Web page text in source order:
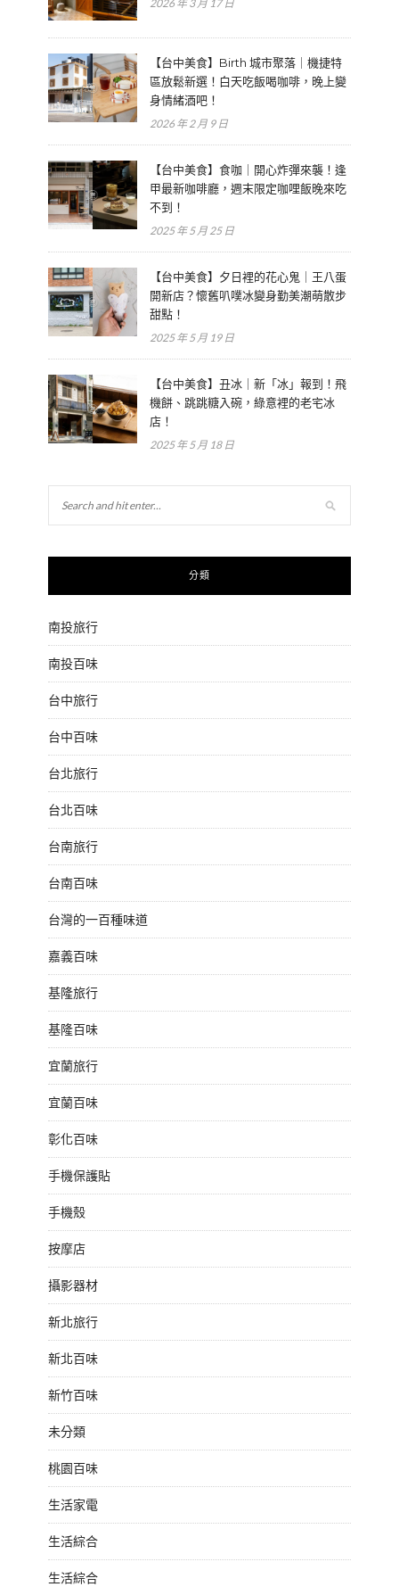
2026 年 3 月 17 日
【台中美食】Birth 城市聚落｜機捷特
區放鬆新選！白天吃飯喝咖啡，晚上變
身情緒酒吧！
2026 年 2 月 9 日
【台中美食】食咖｜開心炸彈來襲！逢
甲最新咖啡廳，週末限定咖哩飯晚來吃
不到！
2025 年 5 月 25 日
【台中美食】夕日裡的花心鬼｜王八蛋
開新店？懷舊叭噗冰變身勤美潮萌散步
甜點！
2025 年 5 月 19 日
【台中美食】丑冰｜新「冰」報到！飛
機餅、跳跳糖入碗，綠意裡的老宅冰
店！
2025 年 5 月 18 日
分類
南投旅行
南投百味
台中旅行
台中百味
台北旅行
台北百味
台南旅行
台南百味
台灣的一百種味道
嘉義百味
基隆旅行
基隆百味
宜蘭旅行
宜蘭百味
彰化百味
手機保護貼
手機殼
按摩店
攝影器材
新北旅行
新北百味
新竹百味
未分類
桃園百味
生活家電
生活綜合
生活綜合